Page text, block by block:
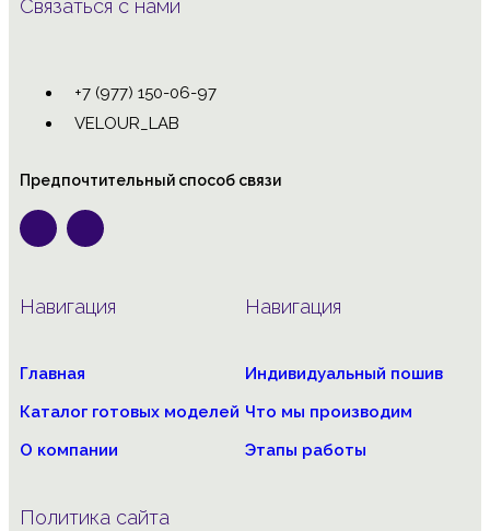
Связаться с нами
+7 (977) 150-06-97
VELOUR_LAB
Предпочтительный способ связи
Навигация
Главная
Каталог готовых моделей
О компании
Навигация
Индивидуальный пошив
Что мы производим
Этапы работы
Политика сайта